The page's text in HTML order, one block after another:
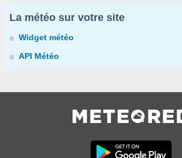
La météo sur votre site
Widget météo
API Météo